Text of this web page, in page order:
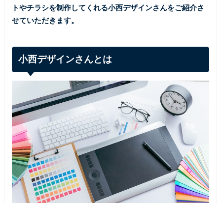
トやチラシを制作してくれる小西デザインさんをご紹介さ
せていただきます。
小西デザインさんとは